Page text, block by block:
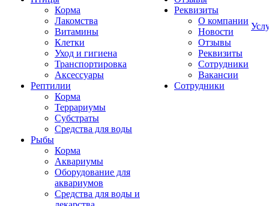
Корма
Лакомства
Витамины
Клетки
Уход и гигиена
Транспортировка
Аксессуары
Рептилии
Корма
Террариумы
Субстраты
Средства для воды
Рыбы
Корма
Аквариумы
Оборудование для
аквариумов
Средства для воды и
Реквизиты
О компании
Новости
Отзывы
Реквизиты
Сотрудники
Вакансии
Сотрудники